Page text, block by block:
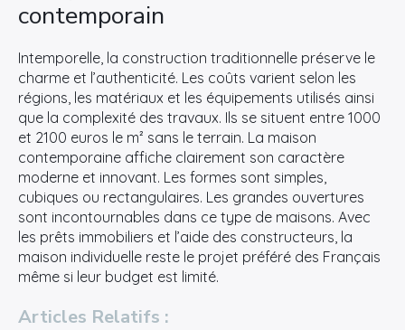
contemporain
Intemporelle, la construction traditionnelle préserve le
charme et l’authenticité. Les coûts varient selon les
régions, les matériaux et les équipements utilisés ainsi
que la complexité des travaux. Ils se situent entre 1000
et 2100 euros le m² sans le terrain. La maison
contemporaine affiche clairement son caractère
moderne et innovant. Les formes sont simples,
cubiques ou rectangulaires. Les grandes ouvertures
sont incontournables dans ce type de maisons. Avec
les prêts immobiliers et l’aide des constructeurs, la
maison individuelle reste le projet préféré des Français
même si leur budget est limité.
Articles Relatifs :